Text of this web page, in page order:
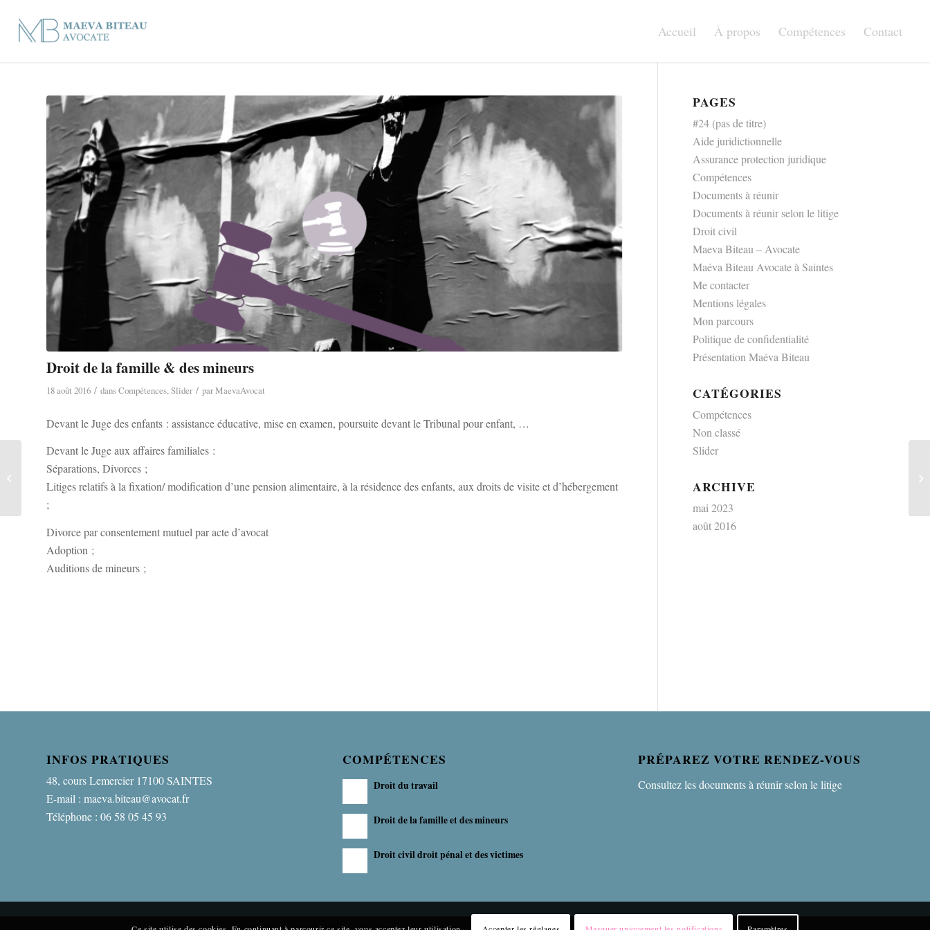
Accueil À propos Compétences Contact
Droit de la famille & des mineurs
18 août 2016 / dansCompétences,Slider / parMaevaAvocat
Devant le Juge des enfants : assistance éducative, mise en examen, poursuite devant le Tribunal pour enfant, …
Devant le Juge aux affaires familiales :
Séparations, Divorces ;
Litiges relatifs à la fixation/ modification d’une pension alimentaire, à la résidence des enfants, aux droits de visite et d’hébergement
;
Divorce par consentement mutuel par acte d’avocat
Adoption ;
Auditions de mineurs ;
PAGES
#24 (pas de titre)
Aide juridictionnelle
Assurance protection juridique
Compétences
Documents à réunir
Documents à réunir selon le litige
Droit civil
Maeva Biteau – Avocate
Maéva Biteau Avocate à Saintes
Me contacter
Mentions légales
Mon parcours
Politique de confidentialité
Présentation Maéva Biteau
CATÉGORIES
Compétences
Non classé
Slider
ARCHIVE
mai 2023
août 2016
INFOS PRATIQUES
48, cours Lemercier 17100 SAINTES
E-mail : maeva.biteau@avocat.fr
Téléphone : 06 58 05 45 93
COMPÉTENCES
Droit du travail
Droit de la famille et des mineurs
Droit civil droit pénal et des victimes
PRÉPAREZ VOTRE RENDEZ-VOUS
Consultez les documents à réunir selon le litige
Droit du travail